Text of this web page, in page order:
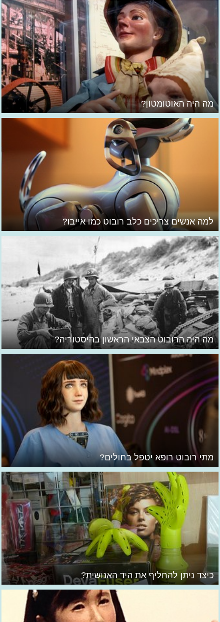
מה היה האוטומטון?
למה אנשים צריכים כלב רובוט כמו אייבו?
מה היה הרובוט הצבאי הראשון בהיסטוריה?
מתי רובוט רופא יטפל בחולים?
כיצד ניתן להחליף את היד האנושית?